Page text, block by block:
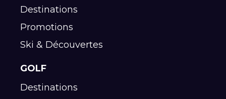
Destinations
Promotions
Ski & Découvertes
GOLF
Destinations